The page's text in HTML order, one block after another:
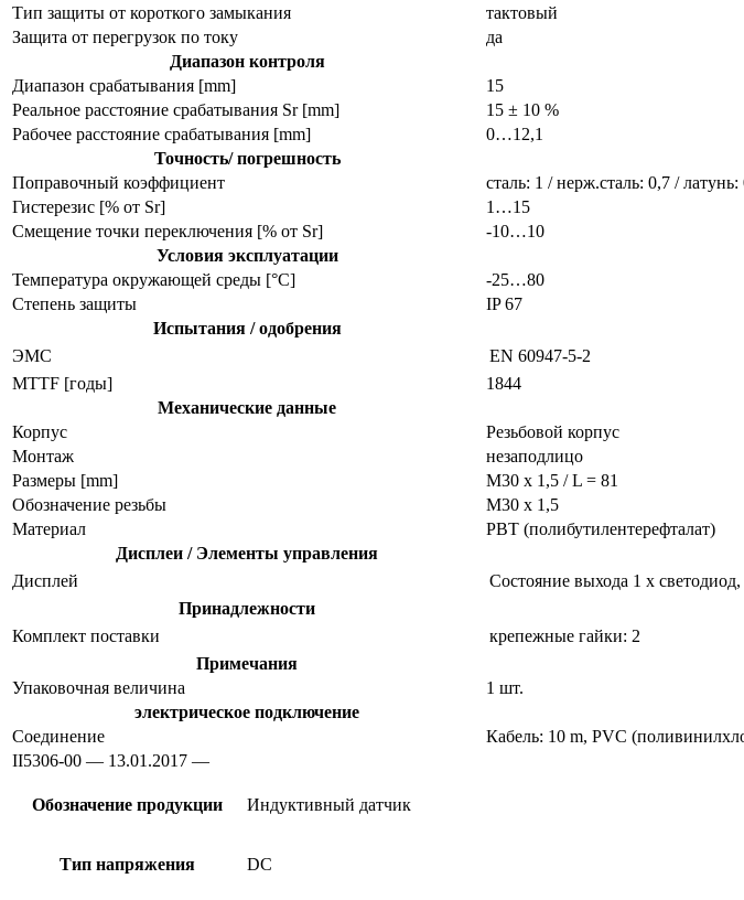
Тип защиты от короткого замыкания
тактовый
Защита от перегрузок по току
да
Диапазон контроля
Диапазон срабатывания [mm]
15
Реальное расстояние срабатывания Sr [mm]
15 ± 10 %
Рабочее расстояние срабатывания [mm]
0…12,1
Точность/ погрешность
Поправочный коэффициент
сталь: 1 / нерж.сталь: 0,7 /
Гистерезис [% от Sr]
1…15
Смещение точки переключения [% от Sr]
-10…10
Условия эксплуатации
Температура окружающей среды [°C]
-25…80
Степень защиты
IP 67
Испытания / одобрения
ЭMC
EN 60947-5-2
MTTF [годы]
1844
Механические данные
Корпус
Резьбовой корпус
Монтаж
незаподлицо
Размеры [mm]
M30 x 1,5 / L = 81
Обозначение резьбы
M30 x 1,5
Материал
PBT (полибутилентерефталат)
Дисплеи / Элементы управления
Дисплей
Состояние выхода 1 x
Принадлежности
Комплект поставки
крепежные гайки: 2
Примечания
Упаковочная величина
1 шт.
электрическое подключение
Соединение
Кабель: 10 m, PVC
II5306-00 — 13.01.2017 —
Обозначение продукции Индуктивный датчик
Тип напряжения DC